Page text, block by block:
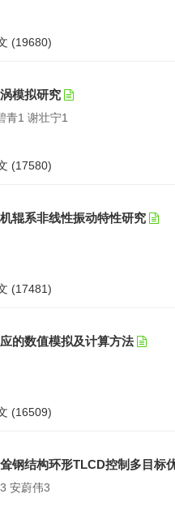
(19680)
模拟研究
青1 谢壮宁1
(17580)
辊系非线性振动特性研究
(17481)
的数值模拟及计算方法
(16509)
钢结构环形TLCD控制多目标
安蔚伟3